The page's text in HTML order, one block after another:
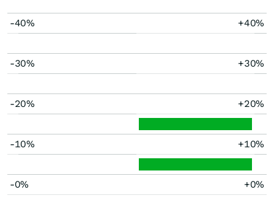
-40% +40%
-30% +30%
-20% +20%
-10% +10%
-0% +0%